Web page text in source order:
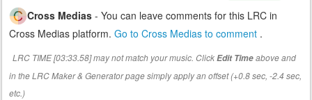
Cross Medias - You can leave comments for this LRC in
Cross Medias platform. Go to Cross Medias to comment .
LRC TIME [03:33.58] may not match your music. ClickEdit Timeabove and
in the LRC Maker & Generator page simply apply an offset (+0.8 sec, -2.4 sec,
etc.)